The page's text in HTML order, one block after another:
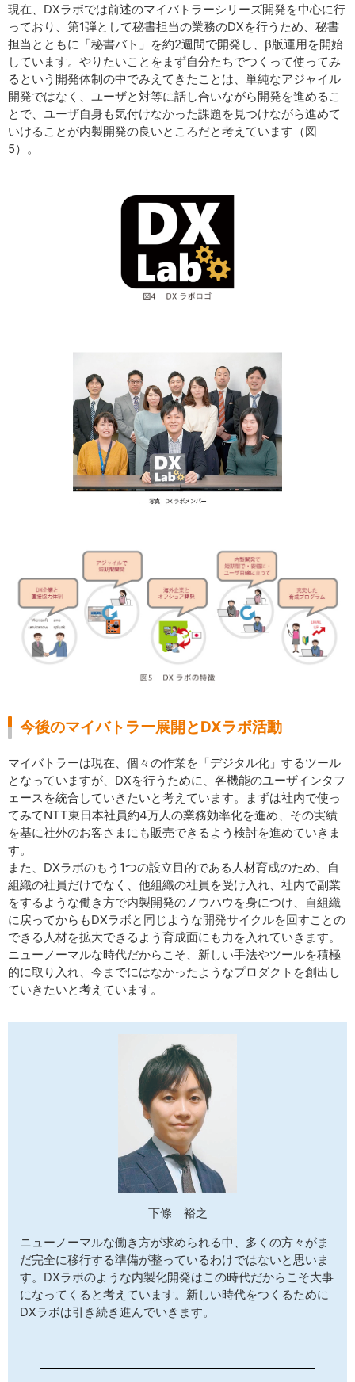
現在、DXラボでは前述のマイバトラーシリーズ開発を中心に行
っており、第1弾として秘書担当の業務のDXを行うため、秘書
担当とともに「秘書バト」を約2週間で開発し、β版運用を開始
しています。やりたいことをまず自分たちでつくって使ってみ
るという開発体制の中でみえてきたことは、単純なアジャイル
開発ではなく、ユーザと対等に話し合いながら開発を進めるこ
とで、ユーザ自身も気付けなかった課題を見つけながら進めて
いけることが内製開発の良いところだと考えています（図
5）。
今後のマイバトラー展開とDXラボ活動
マイバトラーは現在、個々の作業を「デジタル化」するツール
となっていますが、DXを行うために、各機能のユーザインタフ
ェースを統合していきたいと考えています。まずは社内で使っ
てみてNTT東日本社員約4万人の業務効率化を進め、その実績
を基に社外のお客さまにも販売できるよう検討を進めていきま
す。
また、DXラボのもう1つの設立目的である人材育成のため、自
組織の社員だけでなく、他組織の社員を受け入れ、社内で副業
をするような働き方で内製開発のノウハウを身につけ、自組織
に戻ってからもDXラボと同じような開発サイクルを回すことの
できる人材を拡大できるよう育成面にも力を入れていきます。
ニューノーマルな時代だからこそ、新しい手法やツールを積極
的に取り入れ、今までにはなかったようなプロダクトを創出し
ていきたいと考えています。
下條 裕之
ニューノーマルな働き方が求められる中、多くの方々がま
だ完全に移行する準備が整っているわけではないと思いま
す。DXラボのような内製化開発はこの時代だからこそ大事
になってくると考えています。新しい時代をつくるために
DXラボは引き続き進んでいきます。